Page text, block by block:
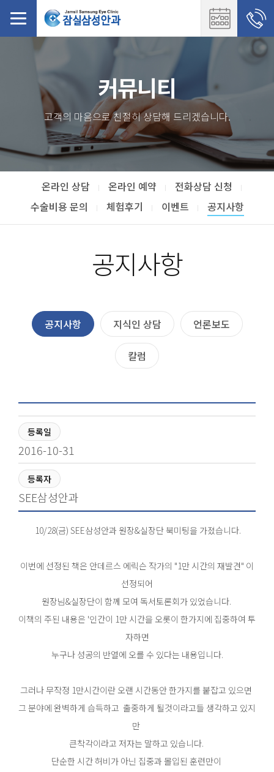
커뮤니티
고객의 마음으로 친절히 상담해 드리겠습니다.
온라인 상담 온라인 예약
전화상담 신청
수술비용 문의
체험후기 이벤트 공지사항
공지사항
공지사항 지식인 상담 언론보도
칼럼
등록일
2016-10-31
등록자
SEE삼성안과
10/28(금) SEE삼성안과 원장&실장단 북미팅을 가졌습니다.
이번에 선정된 책은 안데르스 에릭슨 작가의 "1만 시간의 재발견" 이
선정되어
원장님&실장단이 함께 모여 독서토론회가 있었습니다.
이책의 주된 내용은 '인간이 1만 시간을 오롯이 한가지에 집중하여 투
자하면
누구나 성공의 반열에 오를 수 있다는 내용입니다.
그러나 무작정 1만시간이란 오랜 시간동안 한가지를 붙잡고 있으면
그 분야에 완벽하게 습득하고 출중하게 될것이라고들 생각하고 있지
만
큰착각이라고 저자는 말하고 있습니다.
단순한 시간 허비가 아닌 집중과 몰입된 훈련만이